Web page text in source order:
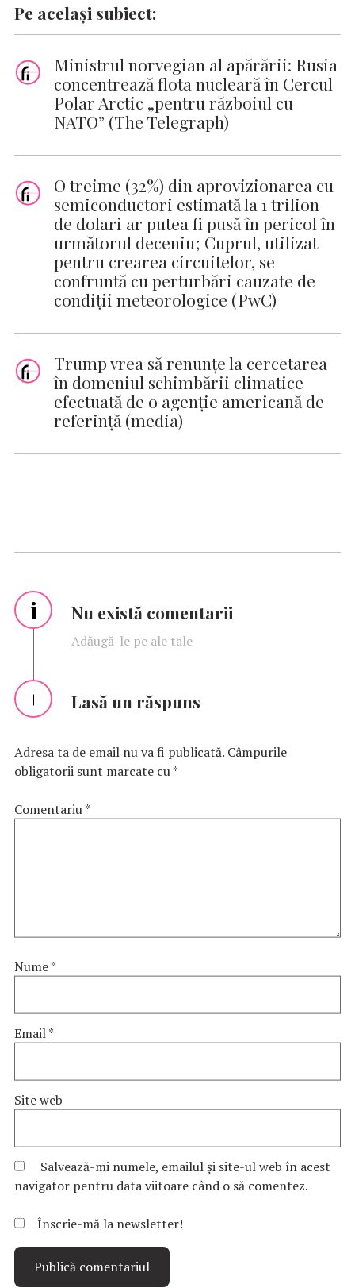
Pe același subiect:
Ministrul norvegian al apărării: Rusia
concentrează flota nucleară în Cercul
Polar Arctic „pentru războiul cu
NATO” (The Telegraph)
O treime (32%) din aprovizionarea cu
semiconductori estimată la 1 trilion
de dolari ar putea fi pusă în pericol în
următorul deceniu; Cuprul, utilizat
pentru crearea circuitelor, se
confruntă cu perturbări cauzate de
condiții meteorologice (PwC)
Trump vrea să renunţe la cercetarea
în domeniul schimbării climatice
efectuată de o agenţie americană de
referinţă (media)
i Nu există comentarii
Adăugă-le pe ale tale
Lasă un răspuns
Adresa ta de email nu va fi publicată. Câmpurile
obligatorii sunt marcate cu*
Comentariu*
Nume*
Email*
Site web
Salvează-mi numele, emailul și site-ul web în acest
navigator pentru data viitoare când o să comentez.
Înscrie-mă la newsletter!